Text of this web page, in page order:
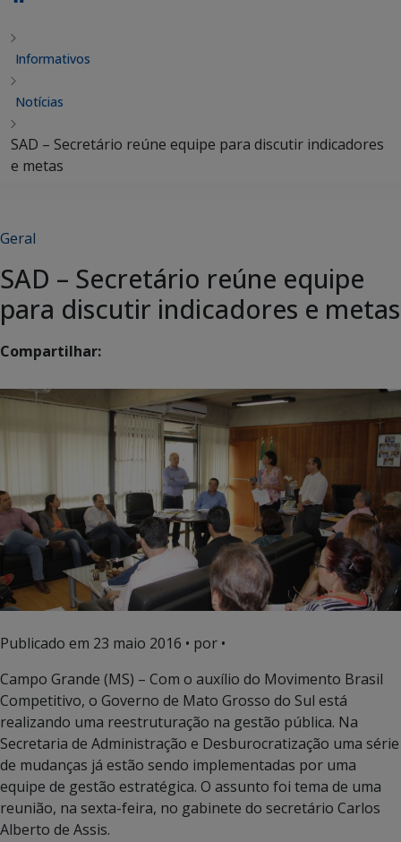
Informativos
Notícias
SAD – Secretário reúne equipe para discutir indicadores
e metas
Geral
SAD – Secretário reúne equipe
para discutir indicadores e metas
Compartilhar:
Publicado em 23 maio 2016 • por •
Campo Grande (MS) – Com o auxílio do Movimento Brasil
Competitivo, o Governo de Mato Grosso do Sul está
realizando uma reestruturação na gestão pública. Na
Secretaria de Administração e Desburocratização uma série
de mudanças já estão sendo implementadas por uma
equipe de gestão estratégica. O assunto foi tema de uma
reunião, na sexta-feira, no gabinete do secretário Carlos
Alberto de Assis.